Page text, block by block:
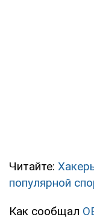
Читайте:
популярной
Как сообщал